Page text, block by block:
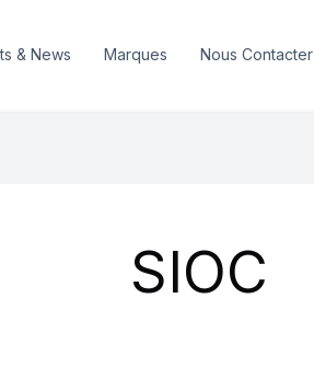
& News Marques Nous Contacter
SIOC